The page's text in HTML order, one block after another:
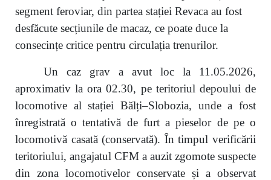
segment feroviar, din partea stației Revaca au fost
desfăcute secțiunile de macaz, ce poate duce la
consecințe critice pentru circulația trenurilor.
Un caz grav a avut loc la 11.05.2026,
aproximativ la ora 02.30, pe teritoriul depoului de
locomotive al stației Bălți–Slobozia, unde a fost
înregistrată o tentativă de furt a pieselor de pe o
locomotivă casată (conservată). În timpul verificării
teritoriului, angajatul CFM a auzit zgomote suspecte
din zona locomotivelor conservate și a observat